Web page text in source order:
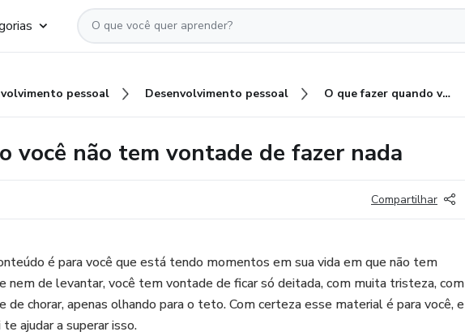
pessoal Desenvolvimento pessoal O que fazer quando você não tem vontade de fazer nada
você não tem vontade de fazer nada
Compartilhar
é para você que está tendo momentos em sua vida em que não tem
nem de levantar, você tem vontade de ficar só deitada, com muita tristeza, com
de chorar, apenas olhando para o teto. Com certeza esse material é para você, e
te ajudar a superar isso.